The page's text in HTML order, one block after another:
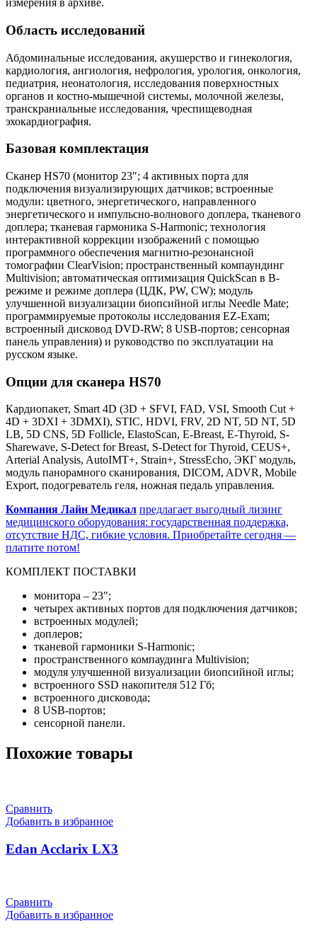
измерения в архиве.
Область исследований
Абдоминальные исследования, акушерство и гинекология,
кардиология, ангиология, нефрология, урология, онкология,
педиатрия, неонатология, исследования поверхностных
органов и костно-мышечной системы, молочной железы,
транскраниальные исследования, чреспищеводная
эхокардиография.
Базовая комплектация
Сканер HS70 (монитор 23″; 4 активных порта для
подключения визуализирующих датчиков; встроенные
модули: цветного, энергетического, направленного
энергетического и импульсно-волнового доплера, тканевого
доплера; тканевая гармоника S-Harmonic; технология
интерактивной коррекции изображений с помощью
программного обеспечения магнитно-резонансной
томографии ClearVision; пространственный компаундинг
Multivision; автоматическая оптимизация QuickScan в В-
режиме и режиме доплера (ЦДК, PW, CW); модуль
улучшенной визуализации биопсийной иглы Needle Mate;
программируемые протоколы исследования EZ-Exam;
встроенный дисковод DVD-RW; 8 USB-портов; сенсорная
панель управления) и руководство по эксплуатации на
русском языке.
Опции для сканера HS70
Кардиопакет, Smart 4D (3D + SFVI, FAD, VSI, Smooth Cut +
4D + 3DXI + 3DMXI), STIC, HDVI, FRV, 2D NT, 5D NT, 5D
LB, 5D CNS, 5D Follicle, ElastoScan, E-Breast, E-Thyroid, S-
Sharewave, S-Detect for Breast, S-Detect for Thyroid, CEUS+,
Arterial Analysis, AutoIMT+, Strain+, StressEcho, ЭКГ модуль,
модуль панорамного сканирования, DICOM, ADVR, Mobile
Export, подогреватель геля, ножная педаль управления.
Компания Лайн Медикал предлагает выгодный лизинг
медицинского оборудования: государственная поддержка,
отсутствие НДС, гибкие условия. Приобретайте сегодня —
платите потом!
КОМПЛЕКТ ПОСТАВКИ
монитора – 23";
четырех активных портов для подключения датчиков;
встроенных модулей;
доплеров;
тканевой гармоники S-Harmonic;
пространственного компаудинга Multivision;
модуля улучшенной визуализации биопсийной иглы;
встроенного SSD накопителя 512 Гб;
встроенного дисковода;
8 USB-портов;
сенсорной панели.
Похожие товары
Сравнить
Добавить в избранное
Edan Acclarix LX3
Сравнить
Добавить в избранное